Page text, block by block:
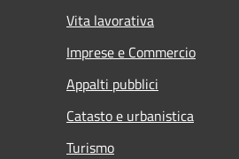
Vita lavorativa
Imprese e Commercio
Appalti pubblici
Catasto e urbanistica
Turismo